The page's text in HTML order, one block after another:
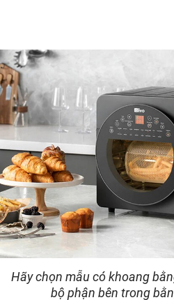
Hãy chọn mẫu có khoang
bộ phận bên trong